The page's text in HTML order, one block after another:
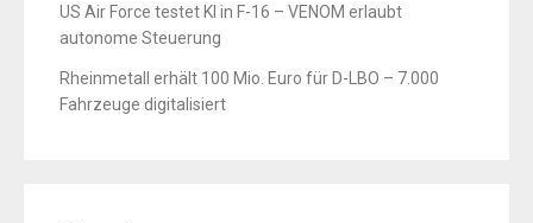
US Air Force testet KI in F-16 – VENOM erlaubt
autonome Steuerung
Rheinmetall erhält 100 Mio. Euro für D-LBO – 7.000
Fahrzeuge digitalisiert